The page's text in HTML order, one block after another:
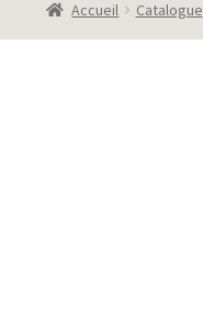
Accueil Catalogue